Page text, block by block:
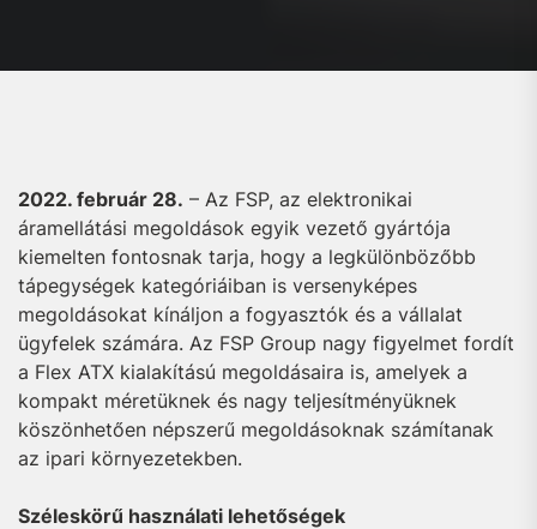
2022. február 28. – Az FSP, az elektronikai
áramellátási megoldások egyik vezető gyártója
kiemelten fontosnak tarja, hogy a legkülönbözőbb
tápegységek kategóriáiban is versenyképes
megoldásokat kínáljon a fogyasztók és a vállalat
ügyfelek számára. Az FSP Group nagy figyelmet fordít
a Flex ATX kialakítású megoldásaira is, amelyek a
kompakt méretüknek és nagy teljesítményüknek
köszönhetően népszerű megoldásoknak számítanak
az ipari környezetekben.
Széleskörű használati lehetőségek